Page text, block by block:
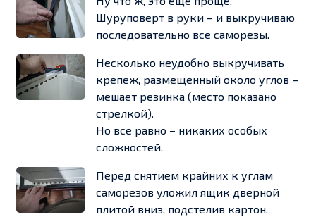
Шуруповерт в руки – и выкручиваю
последовательно все саморезы.
Несколько неудобно выкручивать
крепеж, размещенный около углов –
мешает резинка (место показано
стрелкой).
Но все равно – никаких особых
сложностей.
Перед снятием крайних к углам
саморезов уложил ящик дверной
плитой вниз, подстелив картон,